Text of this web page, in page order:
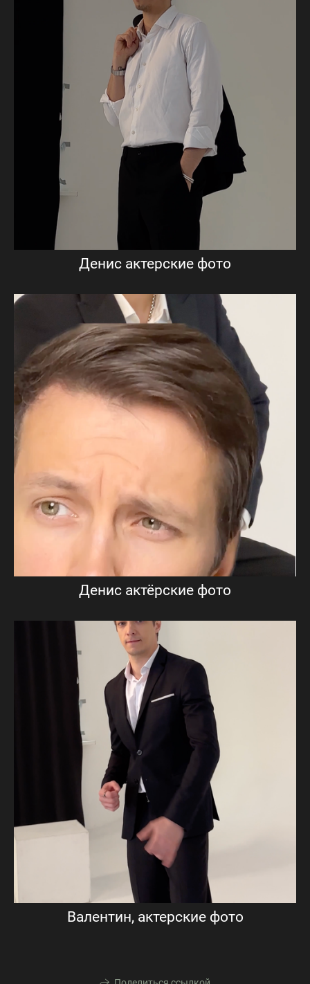
Денис актерские фото
Денис актёрские фото
Валентин, актерские фото